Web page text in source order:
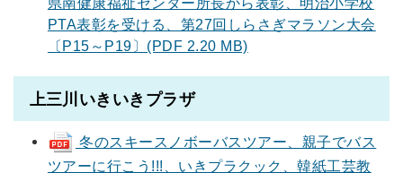
PTA表彰を受ける、第27回しらさぎマラソン大会
〔P15～P19〕(PDF 2.20 MB)
上三川いきいきプラザ
冬のスキースノボーバスツアー、親子でバス
ツアーに行こう!!!、いきプラクック、韓紙工芸教